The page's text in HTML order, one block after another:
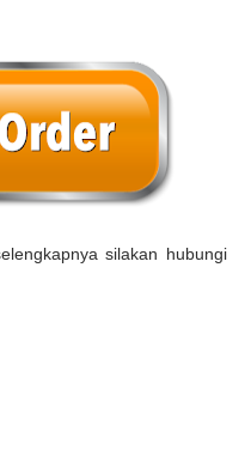
silakan hubungi